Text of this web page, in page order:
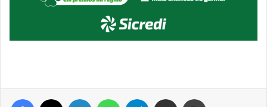
Facebook Linkedin WhatsAppTelegram Compartilhar via e-mail